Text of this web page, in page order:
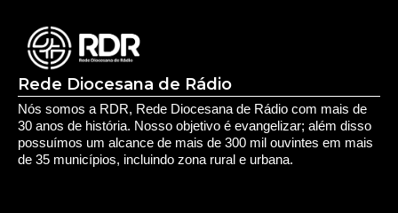
Rede Diocesana de Rádio
Nós somos a RDR, Rede Diocesana de Rádio com mais de
30 anos de história. Nosso objetivo é evangelizar; além disso
possuímos um alcance de mais de 300 mil ouvintes em mais
de 35 municípios, incluindo zona rural e urbana.